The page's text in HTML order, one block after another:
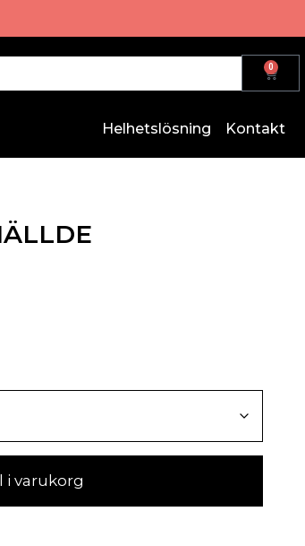
0
Helhetslösning Kontakt
i varukorg